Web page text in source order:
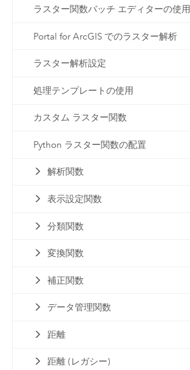
ラスター関数バッチ エディターの使用
Portal for ArcGIS でのラスター解析
ラスター解析設定
処理テンプレートの使用
カスタム ラスター関数
Python ラスター関数の配置
解析関数
表示設定関数
分類関数
変換関数
補正関数
データ管理関数
距離
距離 (レガシー)